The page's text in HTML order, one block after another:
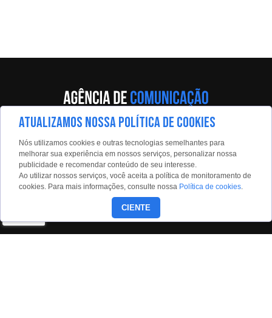
Av. Eng. Caetano Álvares, 55 - 5º andar
Limão, São Paulo, 02598-900
Contato:
estadaoconteudo@estadao.com
(11)99350-0439
ATUALIZAMOS NOSSA POLÍTICA DE COOKIES
Nós utilizamos cookies e outras tecnologias semelhantes para
melhorar sua experiência em nossos serviços, personalizar nossa
publicidade e recomendar conteúdo de seu interesse.
Ao utilizar nossos serviços, você aceita a política de monitoramento de
cookies. Para mais informações, consulte nossa Política de cookies.
CIENTE